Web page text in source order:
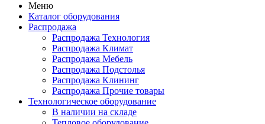
Меню
Каталог оборудования
Распродажа
Распродажа Технология
Распродажа Климат
Распродажа Мебель
Распродажа Подстолья
Распродажа Клининг
Распродажа Прочие товары
Технологическое оборудование
В наличии на складе